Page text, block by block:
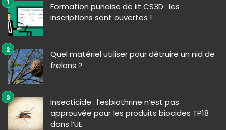
Formation punaise de lit CS3D : les
inscriptions sont ouvertes !
Quel matériel utiliser pour détruire un nid de
frelons ?
Insecticide : l’esbiothrine n’est pas
approuvée pour les produits biocides TP18
dans l’UE